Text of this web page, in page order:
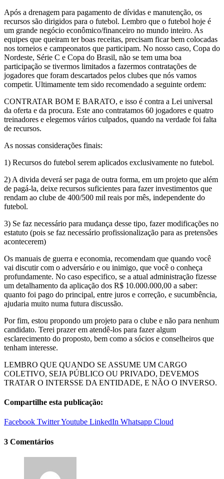
Após a drenagem para pagamento de dívidas e manutenção, os
recursos são dirigidos para o futebol. Lembro que o futebol hoje é
um grande negócio econômico/financeiro no mundo inteiro. As
equipes que queiram ter boas receitas, precisam ficar bem colocadas
nos torneios e campeonatos que participam. No nosso caso, Copa do
Nordeste, Série C e Copa do Brasil, não se tem uma boa
participação se tivermos limitados a fazermos contratações de
jogadores que foram descartados pelos clubes que nós vamos
competir. Ultimamente tem sido recomendado a seguinte ordem:
CONTRATAR BOM E BARATO, e isso é contra a Lei universal
da oferta e da procura. Este ano contratamos 60 jogadores e quatro
treinadores e elegemos vários culpados, quando na verdade foi falta
de recursos.
As nossas considerações finais:
1) Recursos do futebol serem aplicados exclusivamente no futebol.
2) A divida deverá ser paga de outra forma, em um projeto que além
de pagá-la, deixe recursos suficientes para fazer investimentos que
rendam ao clube de 400/500 mil reais por mês, independente do
futebol.
3) Se faz necessário para mudança desse tipo, fazer modificações no
estatuto (pois se faz necessário profissionalização para as pretensões
acontecerem)
Os manuais de guerra e economia, recomendam que quando você
vai discutir com o adversário e ou inimigo, que você o conheça
profundamente. No caso especifico, se a atual administração fizesse
um detalhamento da aplicação dos R$ 10.000.000,00 a saber:
quanto foi pago do principal, entre juros e correção, e sucumbência,
ajudaria muito numa futura discussão.
Por fim, estou propondo um projeto para o clube e não para nenhum
candidato. Terei prazer em atendê-los para fazer algum
esclarecimento do proposto, bem como a sócios e conselheiros que
tenham interesse.
LEMBRO QUE QUANDO SE ASSUME UM CARGO
COLETIVO, SEJA PÚBLICO OU PRIVADO, DEVEMOS
TRATAR O INTERSSE DA ENTIDADE, E NÃO O INVERSO.
Compartilhe esta publicação:
Facebook TwitterYoutube LinkedIn Whatsapp Cloud
3 Comentários